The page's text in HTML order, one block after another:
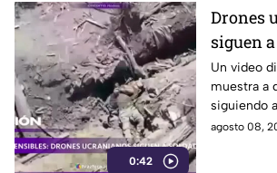
0:42
Drones
siguen
varias
Un video
muestra a
siguiendo
soldados
agosto 08,